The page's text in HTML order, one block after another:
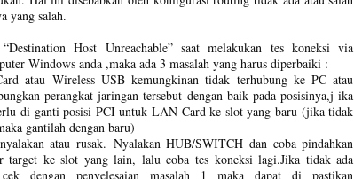
yang salah.
Host Unreachable” saat melakukan tes koneksi via
Windows anda ,maka ada 3 masalah yang harus diperbaiki :
atau Wireless USB kemungkinan tidak terhubung ke PC atau
perangkat jaringan tersebut dengan baik pada posisinya,j ika
di ganti posisi PCI untuk LAN Card ke slot yang baru (jika tidak
gantilah dengan baru)
atau rusak. Nyalakan HUB/SWITCH dan coba pindahkan
target ke slot yang lain, lalu coba tes koneksi lagi.Jika tidak ada
dengan penyelesaian masalah 1 maka dapat di pastikan